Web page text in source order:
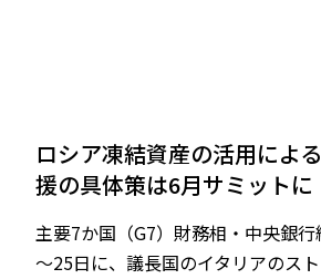
ロシア凍結資産の活用によ
援の具体策は6月サミットに
主要7か国（G7）財務相・中央銀
～25日に、議長国のイタリアのス